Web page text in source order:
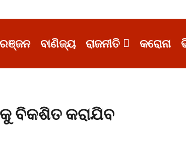
ବାଣିଜ୍ୟ ରାଜନୀତି କରୋନା
ବିକଶିତ କରାଯିବ